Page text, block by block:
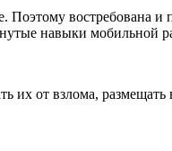
Поэтому востребована
навыки мобильной
от взлома, размещать